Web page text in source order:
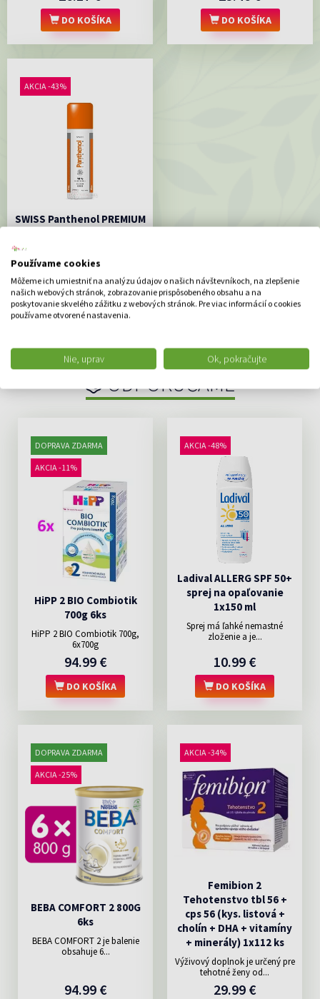
Používame cookies
Môžeme ich umiestniť na analýzu údajov o našich návštevníkoch, na zlepšenie
našich webových stránok, zobrazovanie prispôsobeného obsahu a na
poskytovanie skvelého zážitku z webových stránok. Pre viac informácií o cookies
používame otvorené nastavenia.
Nie, uprav Ok, pokračujte
DO KOŠÍKA DO KOŠÍKA
AKCIA -43%
SWISS Panthenol PREMIUM
Penasobsahom účinných látok D-
panthenolu 10 %, aloe...
5.59 €
DO KOŠÍKA
ODPORÚČAME
DOPRAVA ZDARMA
AKCIA -11%
HiPP 2 BIO Combiotik
700g 6ks
HiPP 2 BIO Combiotik 700g,
6x700g
94.99 €
DO KOŠÍKA
AKCIA -48%
Ladival ALLERG SPF 50+
sprej na opaľovanie
1x150 ml
Sprej má ľahké nemastné
zloženie a je...
10.99 €
DO KOŠÍKA
DOPRAVA ZDARMA
AKCIA -25%
BEBA COMFORT 2 800G
6ks
BEBA COMFORT 2 je balenie
obsahuje 6...
94.99 €
AKCIA -34%
Femibion 2
Tehotenstvo tbl 56 +
cps 56 (kys. listová +
cholín + DHA + vitamíny
+ minerály) 1x112 ks
Výživový doplnok je určený pre
tehotné ženy od...
29.99 €